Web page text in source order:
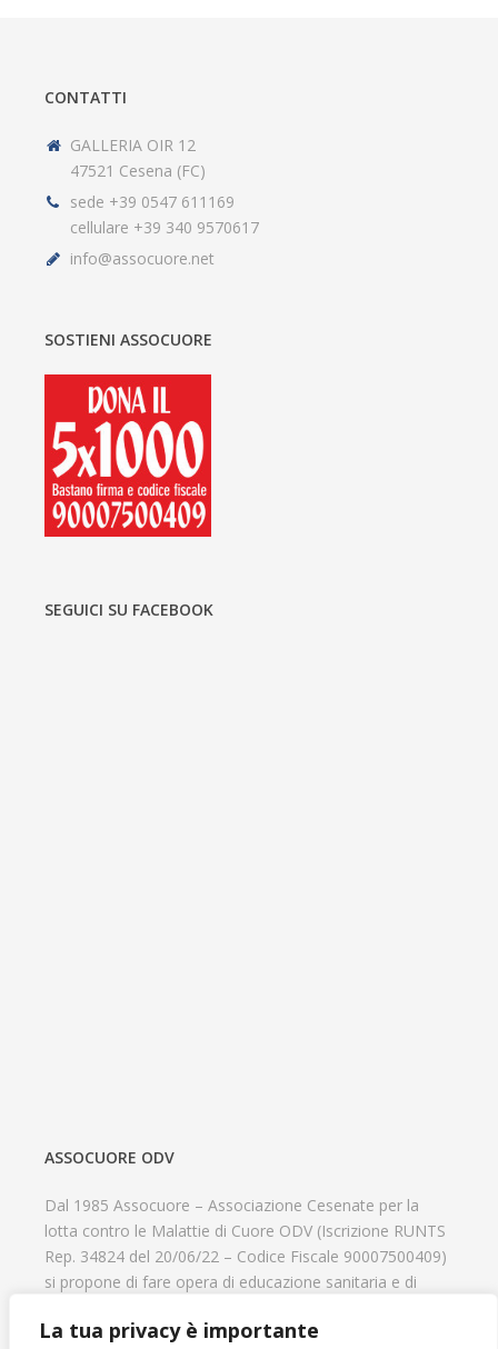
La tua privacy è importante
CONTATTI
GALLERIA OIR 12
47521 Cesena (FC)
sede +39 0547 611169
cellulare +39 340 9570617
info@assocuore.net
SOSTIENI ASSOCUORE
SEGUICI SU FACEBOOK
ASSOCUORE ODV
Dal 1985 Assocuore – Associazione Cesenate per la
lotta contro le Malattie di Cuore ODV (Iscrizione RUNTS
Rep. 34824 del 20/06/22 – Codice Fiscale 90007500409)
si propone di fare opera di educazione sanitaria e di
psicofisico di tutti coloro che hanno un problema